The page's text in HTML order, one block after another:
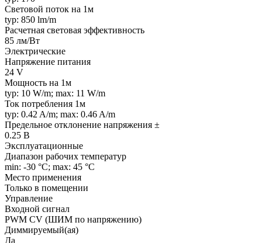
Световой поток на 1м
typ: 850 lm/m
Расчетная световая эффективность
85 лм/Вт
Электрические
Напряжение питания
24 V
Мощность на 1м
typ: 10 W/m; max: 11 W/m
Ток потребления 1м
typ: 0.42 A/m; max: 0.46 A/m
Предельное отклонение напряжения ±
0.25 В
Эксплуатационные
Диапазон рабочих температур
min: -30 °C; max: 45 °C
Место применения
Только в помещении
Управление
Входной сигнал
PWM СV (ШИМ по напряжению)
Диммируемый(ая)
Да